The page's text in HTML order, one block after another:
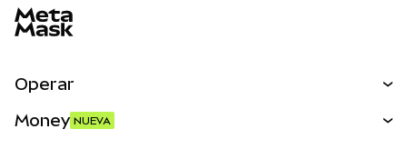
Operar
Money NUEVA